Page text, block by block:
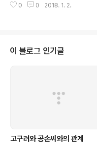
최고치다. 수출이 최고 실적을 보이
0 0 2018. 1. 2.
이 블로그 인기글
고구려와 공손씨와의 관계